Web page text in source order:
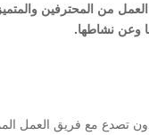
من المحترفين
وعن نشاطها.
تصدع مع فريق العمل